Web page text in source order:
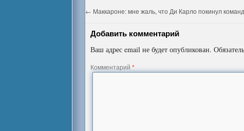
← Маккароне: мне жаль, что Ди Карло покинул
Добавить комментарий
Ваш адрес email не будет опубликован.
Комментарий*